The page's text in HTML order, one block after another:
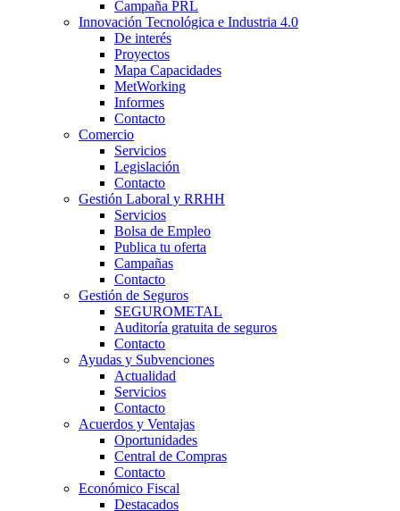
Campaña PRL
Innovación Tecnológica e Industria 4.0
De interés
Proyectos
Mapa Capacidades
MetWorking
Informes
Contacto
Comercio
Servicios
Legislación
Contacto
Gestión Laboral y RRHH
Servicios
Bolsa de Empleo
Publica tu oferta
Campañas
Contacto
Gestión de Seguros
SEGUROMETAL
Auditoría gratuita de seguros
Contacto
Ayudas y Subvenciones
Actualidad
Servicios
Contacto
Acuerdos y Ventajas
Oportunidades
Central de Compras
Contacto
Económico Fiscal
Destacados